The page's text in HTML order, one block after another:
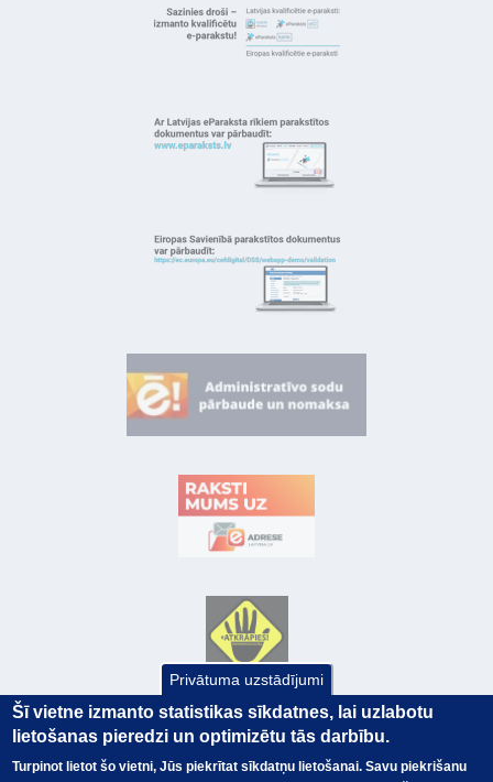
Privātuma uzstādījumi
Šī vietne izmanto statistikas sīkdatnes, lai uzlabotu
lietošanas pieredzi un optimizētu tās darbību.
Turpinot lietot šo vietni, Jūs piekrītat sīkdatņu lietošanai. Savu piekrišanu